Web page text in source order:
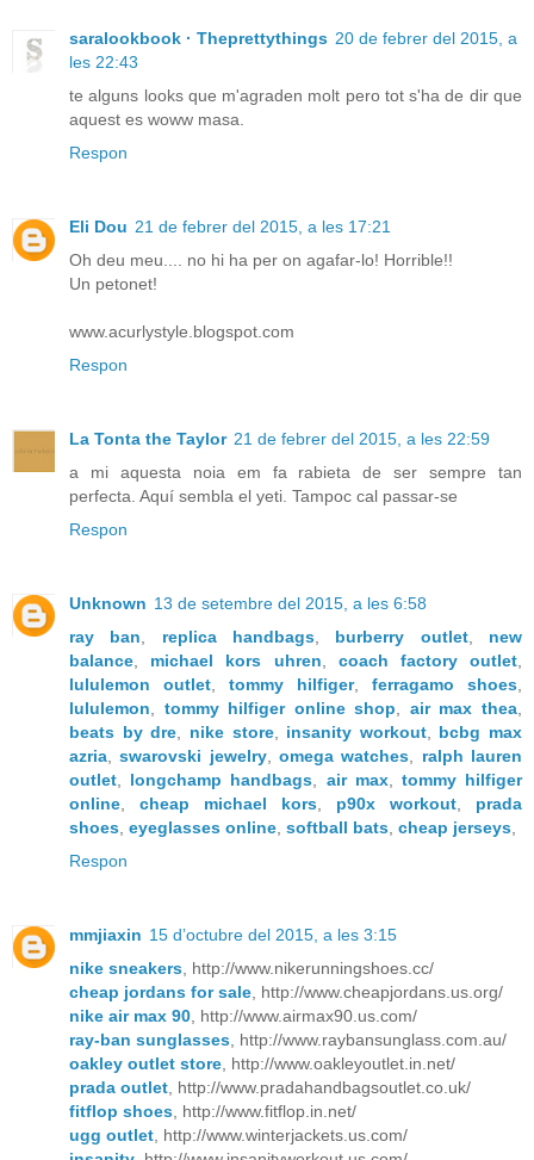
saralookbook · Theprettythings 20 de febrer del 2015, a
les 22:43
te alguns looks que m'agraden molt pero tot s'ha de dir que
aquest es woww masa.
Respon
Eli Dou 21 de febrer del 2015, a les 17:21
Oh deu meu.... no hi ha per on agafar-lo! Horrible!!
Un petonet!
www.acurlystyle.blogspot.com
Respon
La Tonta the Taylor 21 de febrer del 2015, a les 22:59
a mi aquesta noia em fa rabieta de ser sempre tan
perfecta. Aquí sembla el yeti. Tampoc cal passar-se
Respon
Unknown 13 de setembre del 2015, a les 6:58
ray ban
replica handbags burberry outlet, new
balance
michael kors uhren coach factory outlet
lululemon outlet
tommy hilfiger, ferragamo shoes
lululemon
tommy hilfiger online shop air max thea
beats by dre
nike store, insanity workout, bcbg max
azria ,swarovski jewelry,omega watches
ralph lauren
outlet
longchamp handbags air max, tommy hilfiger
online
cheap michael kors p90x workout
prada
shoes eyeglasses online softball bats cheap jerseys
Respon
mmjiaxin 15 d’octubre del 2015, a les 3:15
nike sneakers , http://www.nikerunningshoes.cc/
cheap jordans for sale , http://www.cheapjordans.us.org/
nike air max 90 , http://www.airmax90.us.com/
ray-ban sunglasses , http://www.raybansunglass.com.au/
oakley outlet store , http://www.oakleyoutlet.in.net/
prada outlet , http://www.pradahandbagsoutlet.co.uk/
fitflop shoes , http://www.fitflop.in.net/
ugg outlet , http://www.winterjackets.us.com/